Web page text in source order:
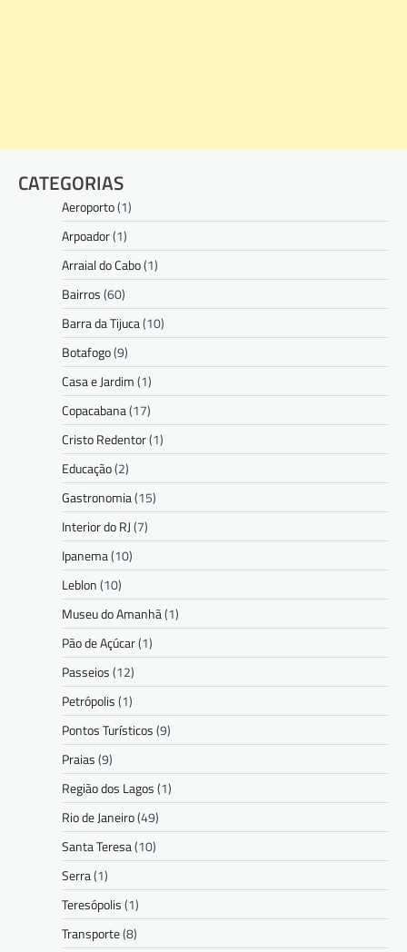
CATEGORIAS
Aeroporto(1)
Arpoador(1)
Arraial do Cabo(1)
Bairros(60)
Barra da Tijuca(10)
Botafogo(9)
Casa e Jardim(1)
Copacabana(17)
Cristo Redentor(1)
Educação(2)
Gastronomia(15)
Interior do RJ(7)
Ipanema(10)
Leblon(10)
Museu do Amanhã(1)
Pão de Açúcar(1)
Passeios(12)
Petrópolis(1)
Pontos Turísticos(9)
Praias(9)
Região dos Lagos(1)
Rio de Janeiro(49)
Santa Teresa(10)
Serra(1)
Teresópolis(1)
Transporte(8)